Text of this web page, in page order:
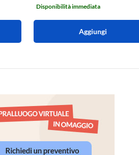
Disponibilità immediata
Aggiungi